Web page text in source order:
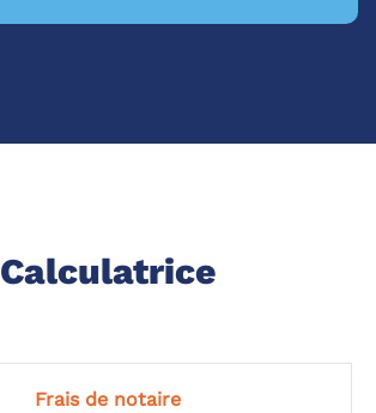
Calculatrice
Frais de notaire